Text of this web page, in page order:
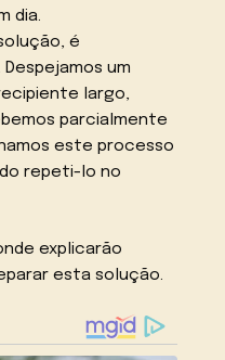
dia.
é
um
largo,
parcialmente
este processo
repeti-lo no
explicarão
esta solução.